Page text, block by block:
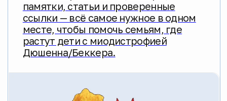
международными регуляторами
современным препаратам, созданные
коллективом медицинских экспертов по
нозологии из ведущих федеральных
медицинских учреждений: Медико-
генетический научный центр имени
академика Н. П. Бочкова, ФГАУ «НМИЦ
клиническая больница с поликлиникой»